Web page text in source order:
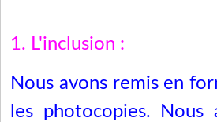
1. L'inclusion :
Nous avons remis en
les photocopies.